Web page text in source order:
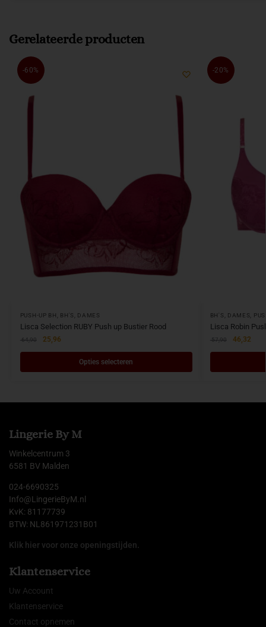
Gerelateerde producten
-60%
PUSH-UP BH BH'S DAMES
Lisca Selection RUBY Push up Bustier Rood
64,90 25,96
Opties selecteren
-20%
BH'S DAMES
Lisca Robin
57,90 46,32
Lingerie By M
Winkelcentrum 3
6581 BV Malden
024-6690325
Info@LingerieByM.nl
KvK: 81177739
BTW: NL861971231B01
Klik hier voor onze openingstijden.
Klantenservice
Uw Account
Klantenservice
Contact opnemen